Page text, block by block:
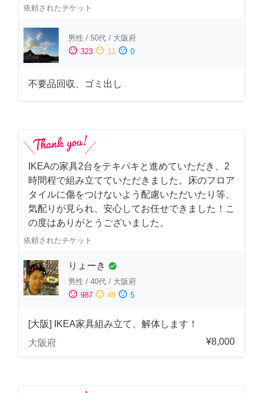
依頼されたチケット
男性 / 50代 / 大阪府
sentiment_satisfied 323 sentiment_neutral 11 sentiment_dissatisfied 0
不要品回収、ゴミ出し
IKEAの家具2台をテキパキと進めていただき、2
時間程で組み立てていただきました。床のフロア
タイルに傷をつけないよう配慮いただいたり等、
気配りが見られ、安心してお任せできました！こ
の度はありがとうございました。
依頼されたチケット
りょーき check_circle
男性 / 40代 / 大阪府
sentiment_satisfied 987 sentiment_neutral 49 sentiment_dissatisfied 5
[大阪] IKEA家具組み立て、解体します！
大阪府
¥8,000